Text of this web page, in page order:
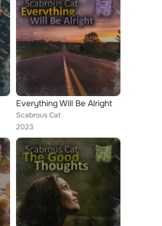
Everything Will Be Alright
Scabrous Cat
2023